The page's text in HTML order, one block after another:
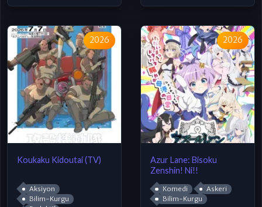
2026
Koukaku Kidoutai (TV)
Aksiyon
Bilim-Kurgu
2026
Azur Lane: Bisoku
Zenshin! Ni!!
Komedi
Askeri
Bilim-Kurgu